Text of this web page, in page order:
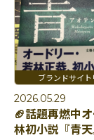
2026.05.29
🏈話題再燃中
林初小説『青